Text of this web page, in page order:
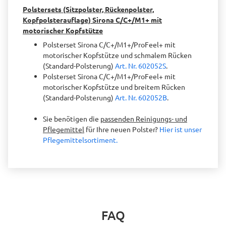
Polstersets (Sitzpolster, Rückenpolster,
Kopfpolsterauflage) Sirona C/C+/M1+ mit
motorischer Kopfstütze
Polsterset Sirona C/C+/M1+/ProFeel+ mit
motorischer Kopfstütze und schmalem Rücken
(Standard-Polsterung) Art. Nr. 602052S.
Polsterset Sirona C/C+/M1+/ProFeel+ mit
motorischer Kopfstütze und breitem Rücken
(Standard-Polsterung) Art. Nr. 602052B.
Sie benötigen die passenden Reinigungs- und
Pflegemittel für Ihre neuen Polster? Hier ist unser
Pflegemittelsortiment.
FAQ